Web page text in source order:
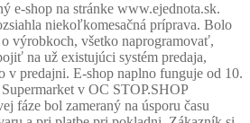
e-shop na stránke www.ejednota.sk.
niekoľkomesačná príprava. Bolo
výrobkoch, všetko naprogramovať,
na už existujúci systém predaja,
v predajni. E-shop naplno funguje od 10.
v OC STOP.SHOP
fáze bol zameraný na úsporu času